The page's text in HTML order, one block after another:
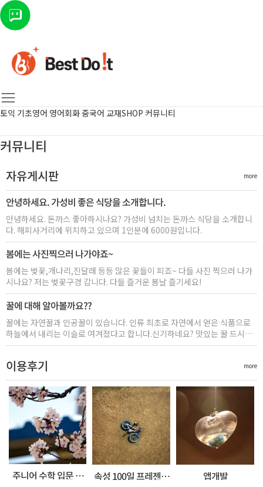
토익 기초영어 영어회화중국어 교재SHOP 커뮤니티
커뮤니티
자유게시판 more
안녕하세요. 가성비 좋은 식당을 소개합니다.
안녕하세요. 돈까스 좋아하시나요? 가성비 넘치는 돈까스 식당을 소개합니
다. 해피사거리에 위치하고 있으며 1인분에 6000원입니다.
봄에는 사진찍으러 나가야죠~
봄에는 벚꽃,개나리,진달래 등등 많은 꽃들이 피죠~ 다들 사진 찍으러 나가
시나요? 저는 벚꽃구경 갑니다. 다들 즐거운 봄날 즐기세요!
꿀에 대해 알아볼까요??
꿀에는 자연꿀과 인공꿀이 있습니다. 인류 최초로 자연에서 얻은 식품으로
하늘에서 내리는 이슬로 여겨졌다고 합니다.신기하네요? 맛있는 꿀 드시고
좋은 하루 보내세요~
이용후기 more
주니어 수학 입문 강 속성 100일 프레젠테 앱개발